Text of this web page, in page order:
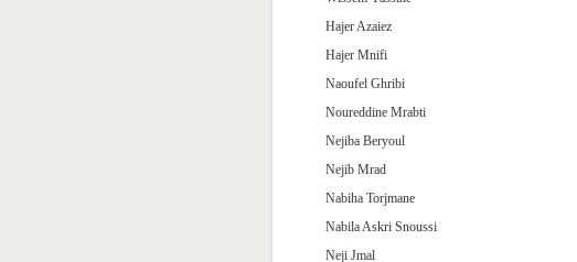
Hajer Azaiez
Hajer Mnifi
Naoufel Ghribi
Noureddine Mrabti
Nejiba Beryoul
Nejib Mrad
Nabiha Torjmane
Nabila Askri Snoussi
Neji Jmal